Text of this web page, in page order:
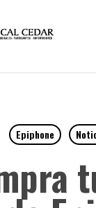
Epiphone